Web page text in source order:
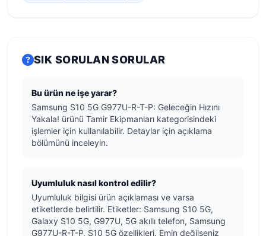
SIK SORULAN SORULAR
Bu ürün ne işe yarar?
Samsung S10 5G G977U-R-T-P: Geleceğin Hızını
Yakala! ürünü Tamir Ekipmanları kategorisindeki
işlemler için kullanılabilir. Detaylar için açıklama
bölümünü inceleyin.
Uyumluluk nasıl kontrol edilir?
Uyumluluk bilgisi ürün açıklaması ve varsa
etiketlerde belirtilir. Etiketler: Samsung S10 5G,
Galaxy S10 5G, G977U, 5G akıllı telefon, Samsung
G977U-R-T-P, S10 5G özellikleri. Emin değilseniz